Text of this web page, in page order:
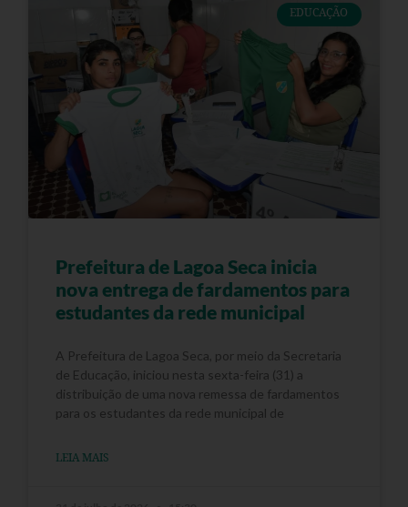
EDUCAÇÃO
Prefeitura de Lagoa Seca inicia
nova entrega de fardamentos para
estudantes da rede municipal
A Prefeitura de Lagoa Seca, por meio da Secretaria
de Educação, iniciou nesta sexta-feira (31) a
distribuição de uma nova remessa de fardamentos
para os estudantes da rede municipal de
LEIA MAIS